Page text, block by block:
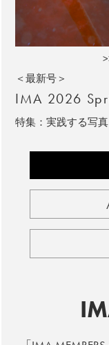
＜最新号＞
IMA 2026
特集：実践する写